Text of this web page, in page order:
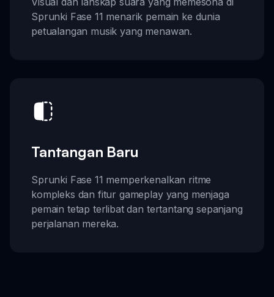
Sprunki Fase 11 menarik pemain ke dunia
petualangan musik yang menawan.
Tantangan Baru
Sprunki Fase 11 memperkenalkan ritme
kompleks dan fitur gameplay yang menjaga
pemain tetap terlibat dan tertantang sepanjang
perjalanan mereka.